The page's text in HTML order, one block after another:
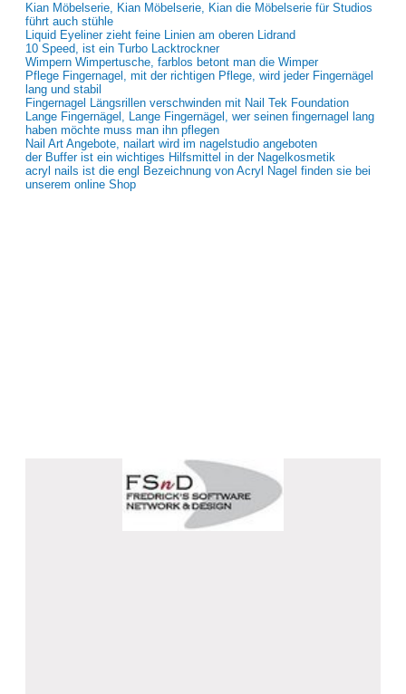
Kian Möbelserie, Kian Möbelserie, Kian die Möbelserie für Studios
führt auch stühle
Liquid Eyeliner zieht feine Linien am oberen Lidrand
10 Speed, ist ein Turbo Lacktrockner
Wimpern Wimpertusche, farblos betont man die Wimper
Pflege Fingernagel, mit der richtigen Pflege, wird jeder Fingernägel
lang und stabil
Fingernagel Längsrillen verschwinden mit Nail Tek Foundation
Lange Fingernägel, Lange Fingernägel, wer seinen fingernagel lang
haben möchte muss man ihn pflegen
Nail Art Angebote, nailart wird im nagelstudio angeboten
der Buffer ist ein wichtiges Hilfsmittel in der Nagelkosmetik
acryl nails ist die engl Bezeichnung von Acryl Nagel finden sie bei
unserem online Shop